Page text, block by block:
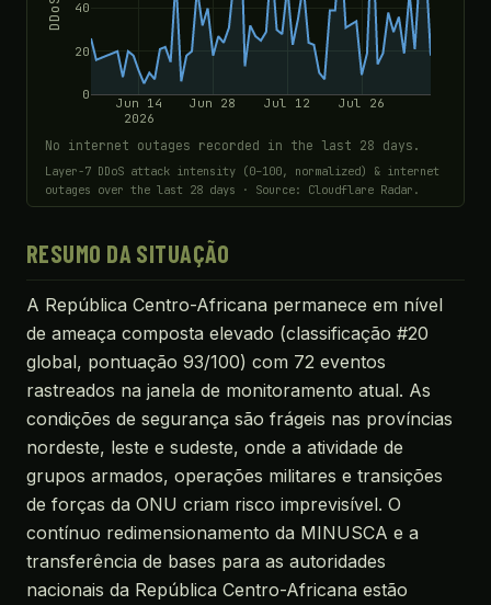
Jun 14
2026
Jun 28 Jul 12 Jul 26
0
20
40
No internet outages recorded in the last 28 days.
Layer-7 DDoS attack intensity (0–100, normalized) & internet
outages over the last 28 days · Source: Cloudflare Radar.
RESUMO DA SITUAÇÃO
A República Centro-Africana permanece em nível
de ameaça composta elevado (classificação #20
global, pontuação 93/100) com 72 eventos
rastreados na janela de monitoramento atual. As
condições de segurança são frágeis nas províncias
nordeste, leste e sudeste, onde a atividade de
grupos armados, operações militares e transições
de forças da ONU criam risco imprevisível. O
contínuo redimensionamento da MINUSCA e a
transferência de bases para as autoridades
nacionais da República Centro-Africana estão